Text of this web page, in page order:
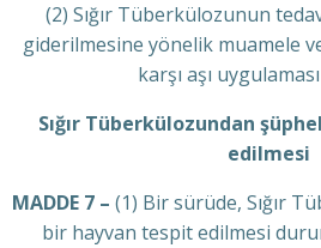
(2) Sığır Tüberkülozunun
giderilmesine yönelik muamele
karşı aşı
Sığır Tüberkülozundan
edilmesi
MADDE 7 – (1) Bir sürüde, Sığır
bir hayvan tespit edilmesi